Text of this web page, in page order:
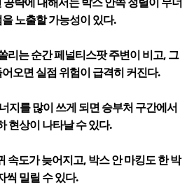
노출할 가능성이 있다.
리는 순간 페널티스팟 주변이 비고, 그
오면 실점 위험이 급격히 커진다.
지를 많이 쓰게 되면 승부처 구간에서
현상이 나타날 수 있다.
속도가 늦어지고, 박스 안 마킹도 한 박
씩 밀릴 수 있다.